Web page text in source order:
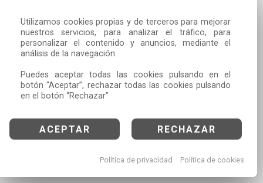
Utilizamos cookies propias y de terceros para mejorar
nuestros servicios, para analizar el tráfico, para
personalizar el contenido y anuncios, mediante el
análisis de la navegación.
Puedes aceptar todas las cookies pulsando en el
botón “Aceptar”, rechazar todas las cookies pulsando
en el botón “Rechazar”
ACEPTAR RECHAZAR
Política de privacidad Política de cookies